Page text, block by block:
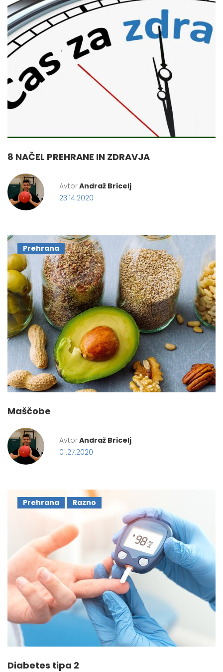
8 NAČEL PREHRANE IN ZDRAVJA
AvtorAndraž Bricelj
23.14.2020
Prehrana
Maščobe
AvtorAndraž Bricelj
01.27.2020
Prehrana Razno
Diabetes tipa 2